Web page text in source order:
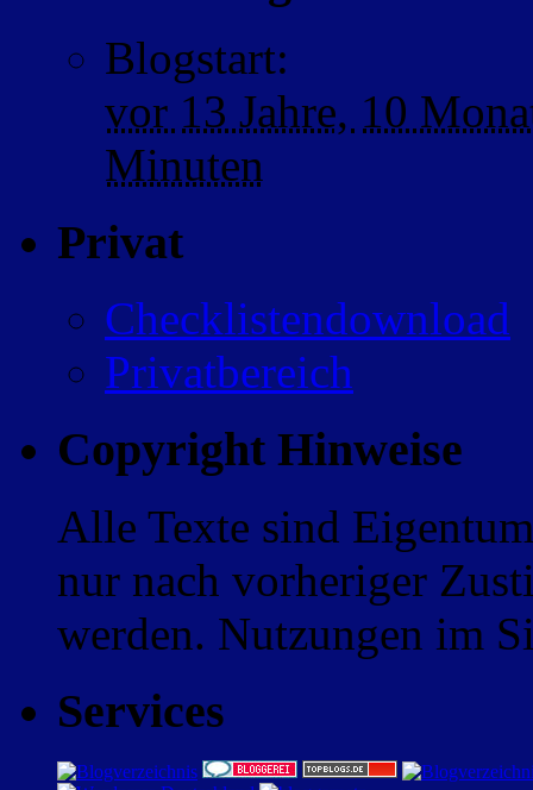
Blogstart:
vor 13 Jahre, 10
Minuten
Privat
Checklistendownload
Privatbereich
Copyright Hinweise
Alle Texte sind
nur nach vorheriger
werden. Nutzungen im
Services